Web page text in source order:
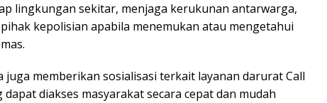
lingkungan sekitar, menjaga kerukunan antarwarga,
kepolisian apabila menemukan atau mengetahui
juga memberikan sosialisasi terkait layanan darurat Call
diakses masyarakat secara cepat dan mudah